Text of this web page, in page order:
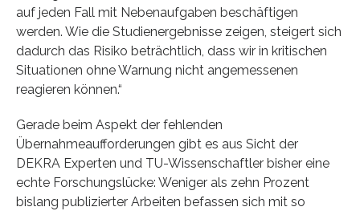
auf jeden Fall mit Nebenaufgaben beschäftigen
werden. Wie die Studienergebnisse zeigen, steigert sich
dadurch das Risiko beträchtlich, dass wir in kritischen
Situationen ohne Warnung nicht angemessenen
reagieren können.“
Gerade beim Aspekt der fehlenden
Übernahmeaufforderungen gibt es aus Sicht der
DEKRA Experten und TU-Wissenschaftler bisher eine
echte Forschungslücke: Weniger als zehn Prozent
bislang publizierter Arbeiten befassen sich mit so